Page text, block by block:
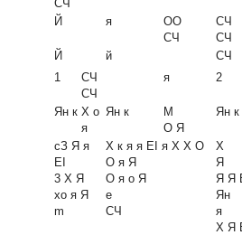
СЧ
Й я
ОО
СЧ
СЧ
СЧ
Й
й
СЧ
1
СЧ
СЧ
я 2
Ян к X о
я
Ян к
М
О Я
Ян к
сЗ Я я
EI
3 X Я
xo я Я
m
X к я я EI я X X О
О я Я
О я о Я
е
СЧ
X
Я
Я Я
Ян
я
X Я